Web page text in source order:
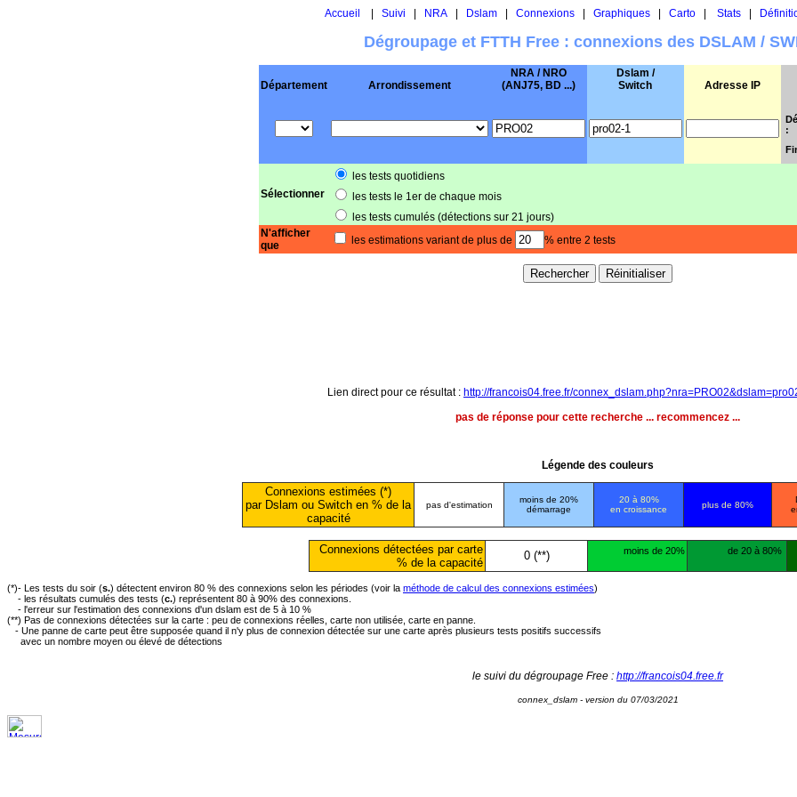
Accueil Suivi NRA| Dslam| Connexions| Graphiques| Carto| Stats|
Dégroupage et FTTH Free : connexions des DSLAM /
Département Arrondissement
NRA / NRO
(ANJ75, BD ...)
Dslam /
Switch
Adresse IP
:
Sélectionner
les tests quotidiens
les tests le 1er de chaque mois
les tests cumulés (détections sur 21 jours)
N'afficher
que
les estimations variant de plus de % entre 2 tests
Lien direct pour ce résultat : http://francois04.free.fr/
pas de réponse pour cette recherche ... recommencez ...
Légende des couleurs
Connexions estimées (*)
par Dslam ou Switch en % de la
capacité
pas d'estimation
moins de 20%
démarrage
20 à 80%
en croissance
plus de 80%
Connexions détectées par carte
% de la capacité
0 (**) moins de 20% de 20 à 80%
(*)- Les tests du soir (s.) détectent environ 80 % des connexions selon les périodes (voir la méthode de calcul des connexions estimées)
- les résultats cumulés des tests (c.) représentent 80 à 90% des connexions.
- l'erreur sur l'estimation des connexions d'un dslam est de 5 à 10 %
(**) Pas de connexions détectées sur la carte : peu de connexions réelles, carte non utilisée, carte en panne.
- Une panne de carte peut être supposée quand il n'y plus de connexion détectée sur une carte après plusieurs tests positifs successifs
avec un nombre moyen ou élevé de détections
le suivi du dégroupage Free : http://francois04.free.fr
connex_dslam - version du 07/03/2021